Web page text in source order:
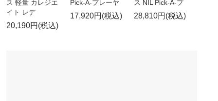
ス 軽量 カレジエ
イト レデ
20,190円(税込)
Pick-A-プレーヤ
17,920円(税込)
ス NIL Pick-A-プ
28,810円(税込)